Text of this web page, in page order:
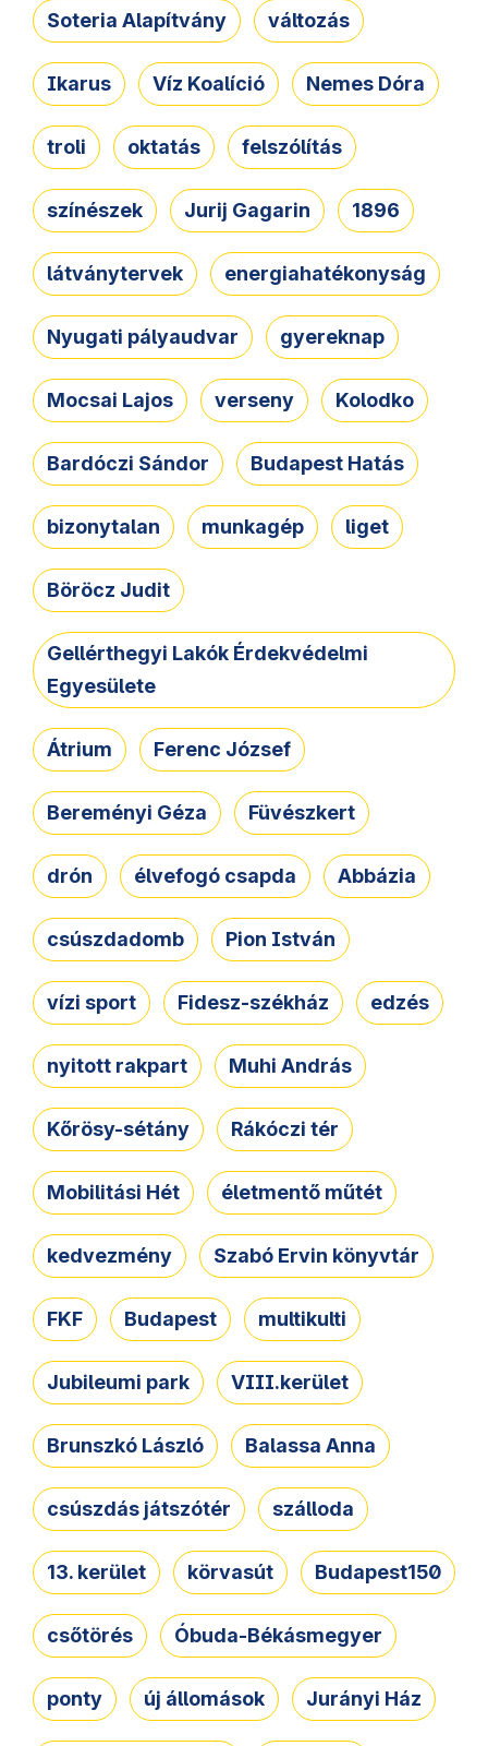
Soteria Alapítvány változás
Ikarus Víz Koalíció Nemes Dóra
troli oktatás felszólítás
színészek Jurij Gagarin 1896
látványtervek energiahatékonyság
Nyugati pályaudvar gyereknap
Mocsai Lajos verseny Kolodko
Bardóczi Sándor Budapest Hatás
bizonytalan munkagép liget
Böröcz Judit
Gellérthegyi Lakók Érdekvédelmi
Egyesülete
Átrium Ferenc József
Bereményi Géza Füvészkert
drón élvefogó csapda Abbázia
csúszdadomb Pion István
vízi sport Fidesz-székház edzés
nyitott rakpart Muhi András
Kőrösy-sétány Rákóczi tér
Mobilitási Hét életmentő műtét
kedvezmény Szabó Ervin könyvtár
FKF Budapest multikulti
Jubileumi park VIII.kerület
Brunszkó László Balassa Anna
csúszdás játszótér szálloda
13. kerület körvasút Budapest150
csőtörés Óbuda-Békásmegyer
ponty új állomások Jurányi Ház